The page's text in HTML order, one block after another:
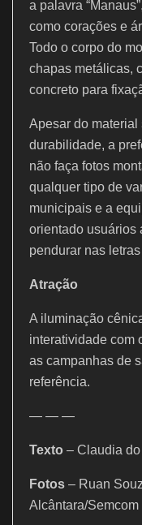
a palavra
como corações e
Todo o corpo do
chapas metálicas,
concreto para
Apesar do material
durabilidade, a
não faça fotos
qualquer tipo de
municipais e a
orientado usuários
pendurar nas
Atração
A iluminação
interatividade com
as campanhas de
referência.
— — —
Texto – Claudia
Fotos – Ruan
Alcântara/Semcom